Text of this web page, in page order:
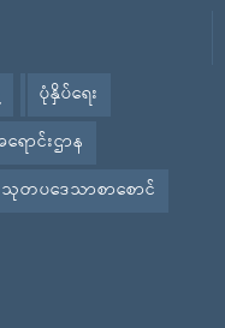
ပုံနှိပ်ရေး
ောင်းဌာန
သုတပဒေသာစာစောင်